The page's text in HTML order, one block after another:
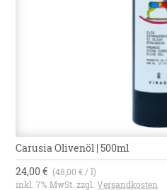
Carusia Olivenöl | 500ml
24,00 € (48,00 € / l)
inkl. 7% MwSt. zzgl.Versandkosten